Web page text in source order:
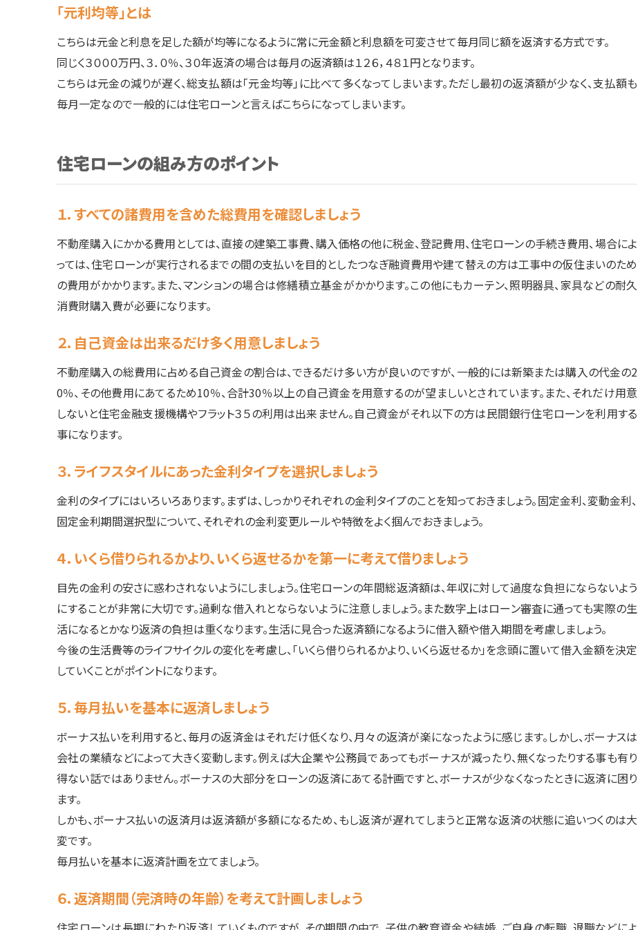
「元利均等」とは
こちらは元金と利息を足した額が均等になるように常に元金額と利息額を可変させて毎月同じ額を返済する方式です。
同じく３０００万円、３．０％、３０年返済の場合は毎月の返済額は１２６，４８１円となります。
こちらは元金の減りが遅く、総支払額は「元金均等」に比べて多くなってしまいます。ただし最初の返済額が少なく、支払額も
毎月一定なので一般的には住宅ローンと言えばこちらになってしまいます。
住宅ローンの組み方のポイント
１．すべての諸費用を含めた総費用を確認しましょう
不動産購入にかかる費用としては、直接の建築工事費、購入価格の他に税金、登記費用、住宅ローンの手続き費用、場合によ
っては、住宅ローンが実行されるまでの間の支払いを目的としたつなぎ融資費用や建て替えの方は工事中の仮住まいのため
の費用がかかります。また、マンションの場合は修繕積立基金がかかります。この他にもカーテン、照明器具、家具などの耐久
消費財購入費が必要になります。
２．自己資金は出来るだけ多く用意しましょう
不動産購入の総費用に占める自己資金の割合は、できるだけ多い方が良いのですが、一般的には新築または購入の代金の2
0％、その他費用にあてるため10％、合計30％以上の自己資金を用意するのが望ましいとされています。また、それだけ用意
しないと住宅金融支援機構やフラット３５の利用は出来ません。自己資金がそれ以下の方は民間銀行住宅ローンを利用する
事になります。
３．ライフスタイルにあった金利タイプを選択しましょう
金利のタイプにはいろいろあります。まずは、しっかりそれぞれの金利タイプのことを知っておきましょう。固定金利、変動金利、
固定金利期間選択型について、それぞれの金利変更ルールや特徴をよく掴んでおきましょう。
４．いくら借りられるかより、いくら返せるかを第一に考えて借りましょう
目先の金利の安さに惑わされないようにしましょう。住宅ローンの年間総返済額は、年収に対して過度な負担にならないよう
にすることが非常に大切です。過剰な借入れとならないように注意しましょう。また数字上はローン審査に通っても実際の生
活になるとかなり返済の負担は重くなります。生活に見合った返済額になるように借入額や借入期間を考慮しましょう。
今後の生活費等のライフサイクルの変化を考慮し、「いくら借りられるかより、いくら返せるか」を念頭に置いて借入金額を決定
していくことがポイントになります。
５．毎月払いを基本に返済しましょう
ボーナス払いを利用すると、毎月の返済金はそれだけ低くなり、月々の返済が楽になったように感じます。しかし、ボーナスは
会社の業績などによって大きく変動します。例えば大企業や公務員であってもボーナスが減ったり、無くなったりする事も有り
得ない話ではありません。ボーナスの大部分をローンの返済にあてる計画ですと、ボーナスが少なくなったときに返済に困り
ます。
しかも、ボーナス払いの返済月は返済額が多額になるため、もし返済が遅れてしまうと正常な返済の状態に追いつくのは大
変です。
毎月払いを基本に返済計画を立てましょう。
６．返済期間（完済時の年齢）を考えて計画しましょう